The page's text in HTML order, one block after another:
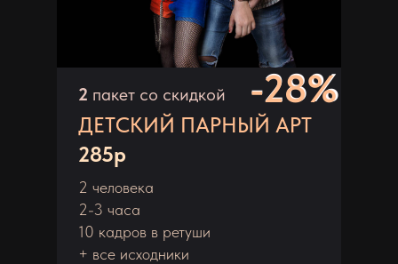
2 человека
2-3 часа
10 кадров в ретуши
+ все исходники
2 пакет со скидкой
ДЕТСКИЙ ПАРНЫЙ АРТ
285р
-28%
-28%